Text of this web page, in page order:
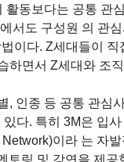
동보다는 공통 관
서도 구성원 의 관
이다. Z세대들이
하면서 Z세대와 조
, 인종 등 공통 관심
다. 특히 3M은 입
이라 는 자
토링 및 강연을 제